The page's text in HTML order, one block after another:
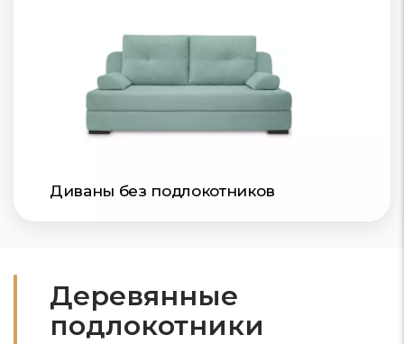
Диваны без подлокотников
Деревянные
подлокотники